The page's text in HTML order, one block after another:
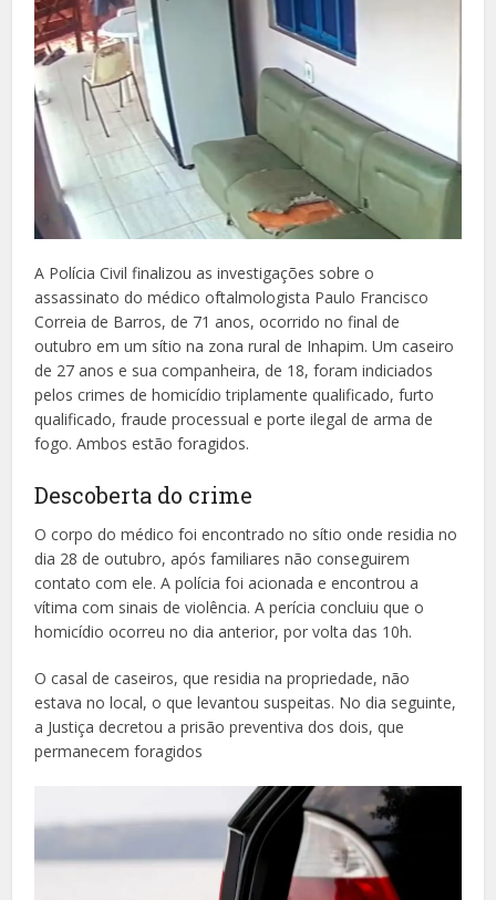
A Polícia Civil finalizou as investigações sobre o
assassinato do médico oftalmologista Paulo Francisco
Correia de Barros, de 71 anos, ocorrido no final de
outubro em um sítio na zona rural de Inhapim. Um caseiro
de 27 anos e sua companheira, de 18, foram indiciados
pelos crimes de homicídio triplamente qualificado, furto
qualificado, fraude processual e porte ilegal de arma de
fogo. Ambos estão foragidos.
Descoberta do crime
O corpo do médico foi encontrado no sítio onde residia no
dia 28 de outubro, após familiares não conseguirem
contato com ele. A polícia foi acionada e encontrou a
vítima com sinais de violência. A perícia concluiu que o
homicídio ocorreu no dia anterior, por volta das 10h.
O casal de caseiros, que residia na propriedade, não
estava no local, o que levantou suspeitas. No dia seguinte,
a Justiça decretou a prisão preventiva dos dois, que
permanecem foragidos